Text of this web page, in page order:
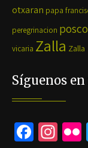
otxaran papa
peregrinacion
vicaria Zalla Zalla
Síguenos
Fa In